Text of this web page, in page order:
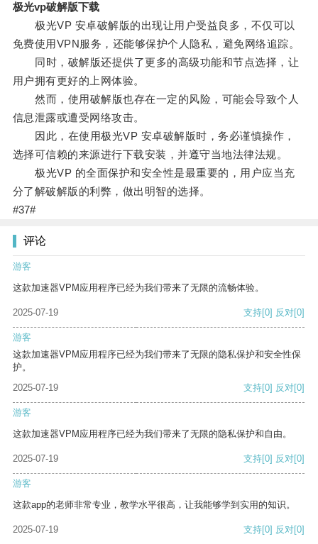
极光vp破解版下载
极光VP 安卓破解版的出现让用户受益良多，不仅可以
免费使用VPN服务，还能够保护个人隐私，避免网络追踪。
同时，破解版还提供了更多的高级功能和节点选择，让
用户拥有更好的上网体验。
然而，使用破解版也存在一定的风险，可能会导致个人
信息泄露或遭受网络攻击。
因此，在使用极光VP 安卓破解版时，务必谨慎操作，
选择可信赖的来源进行下载安装，并遵守当地法律法规。
极光VP 的全面保护和安全性是最重要的，用户应当充
分了解破解版的利弊，做出明智的选择。
#37#
评论
游客
这款加速器VPM应用程序已经为我们带来了无限的流畅体验。
2025-07-19 支持[0] 反对[0]
游客
这款加速器VPM应用程序已经为我们带来了无限的隐私保护和安全性保
护。
2025-07-19
支持[0] 反对[0]
游客
这款加速器VPM应用程序已经为我们带来了无限的隐私保护和自由。
2025-07-19 支持[0] 反对[0]
游客
这款app的老师非常专业，教学水平很高，让我能够学到实用的知识。
2025-07-19 支持[0] 反对[0]